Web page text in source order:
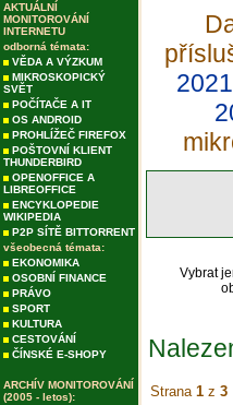
AKTUÁLNÍ
MONITOROVÁNÍ
INTERNETU
odborná témata:
VĚDA A VÝZKUM
MIKROSKOPICKÝ
SVĚT
POČÍTAČE A IT
OS ANDROID
PROHLÍŽEČ FIREFOX
POŠTOVNÍ KLIENT
THUNDERBIRD
OPENOFFICE A
LIBREOFFICE
ENCYKLOPEDIE
WIKIPEDIA
P2P SÍTĚ BITTORRENT
všeobecná témata:
EKONOMIKA
OSOBNÍ FINANCE
PRÁVO
SPORT
KULTURA
CESTOVÁNÍ
ČÍNSKÉ E-SHOPY
ARCHÍV MONITOROVÁNÍ
(2005 - letos):
2021
Vybrat
Strana 1 z 3